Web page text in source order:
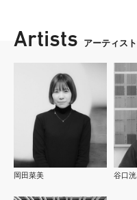
Artists アーティスト
岡田菜美 谷口洸